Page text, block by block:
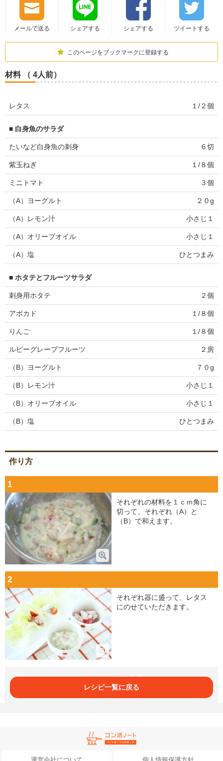
メールで送る シェアする シェアする ツイートする
このページをブックマークに登録する
材料 （ 4人前）
レタス １/２個
■ 白身魚のサラダ
たいなど白身魚の刺身 ６切
紫玉ねぎ １/８個
ミニトマト ３個
（A）ヨーグルト ２０g
（A）レモン汁 小さじ１
（A）オリーブオイル 小さじ１
（A）塩 ひとつまみ
■ ホタテとフルーツサラダ
刺身用ホタテ ２個
アボカド １/８個
りんご １/８個
ルビーグレープフルーツ ２房
（B）ヨーグルト ７０g
（B）レモン汁 小さじ１
（B）オリーブオイル 小さじ１
（B）塩 ひとつまみ
作り方
1
それぞれの材料を１ｃｍ角に
切って、それぞれ（A）と
（B）で和えます。
2
それぞれ器に盛って、レタス
にのせていただきます。
レシピ一覧に戻る